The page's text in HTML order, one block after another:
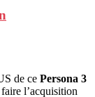
de ce Persona 3
l’acquisition